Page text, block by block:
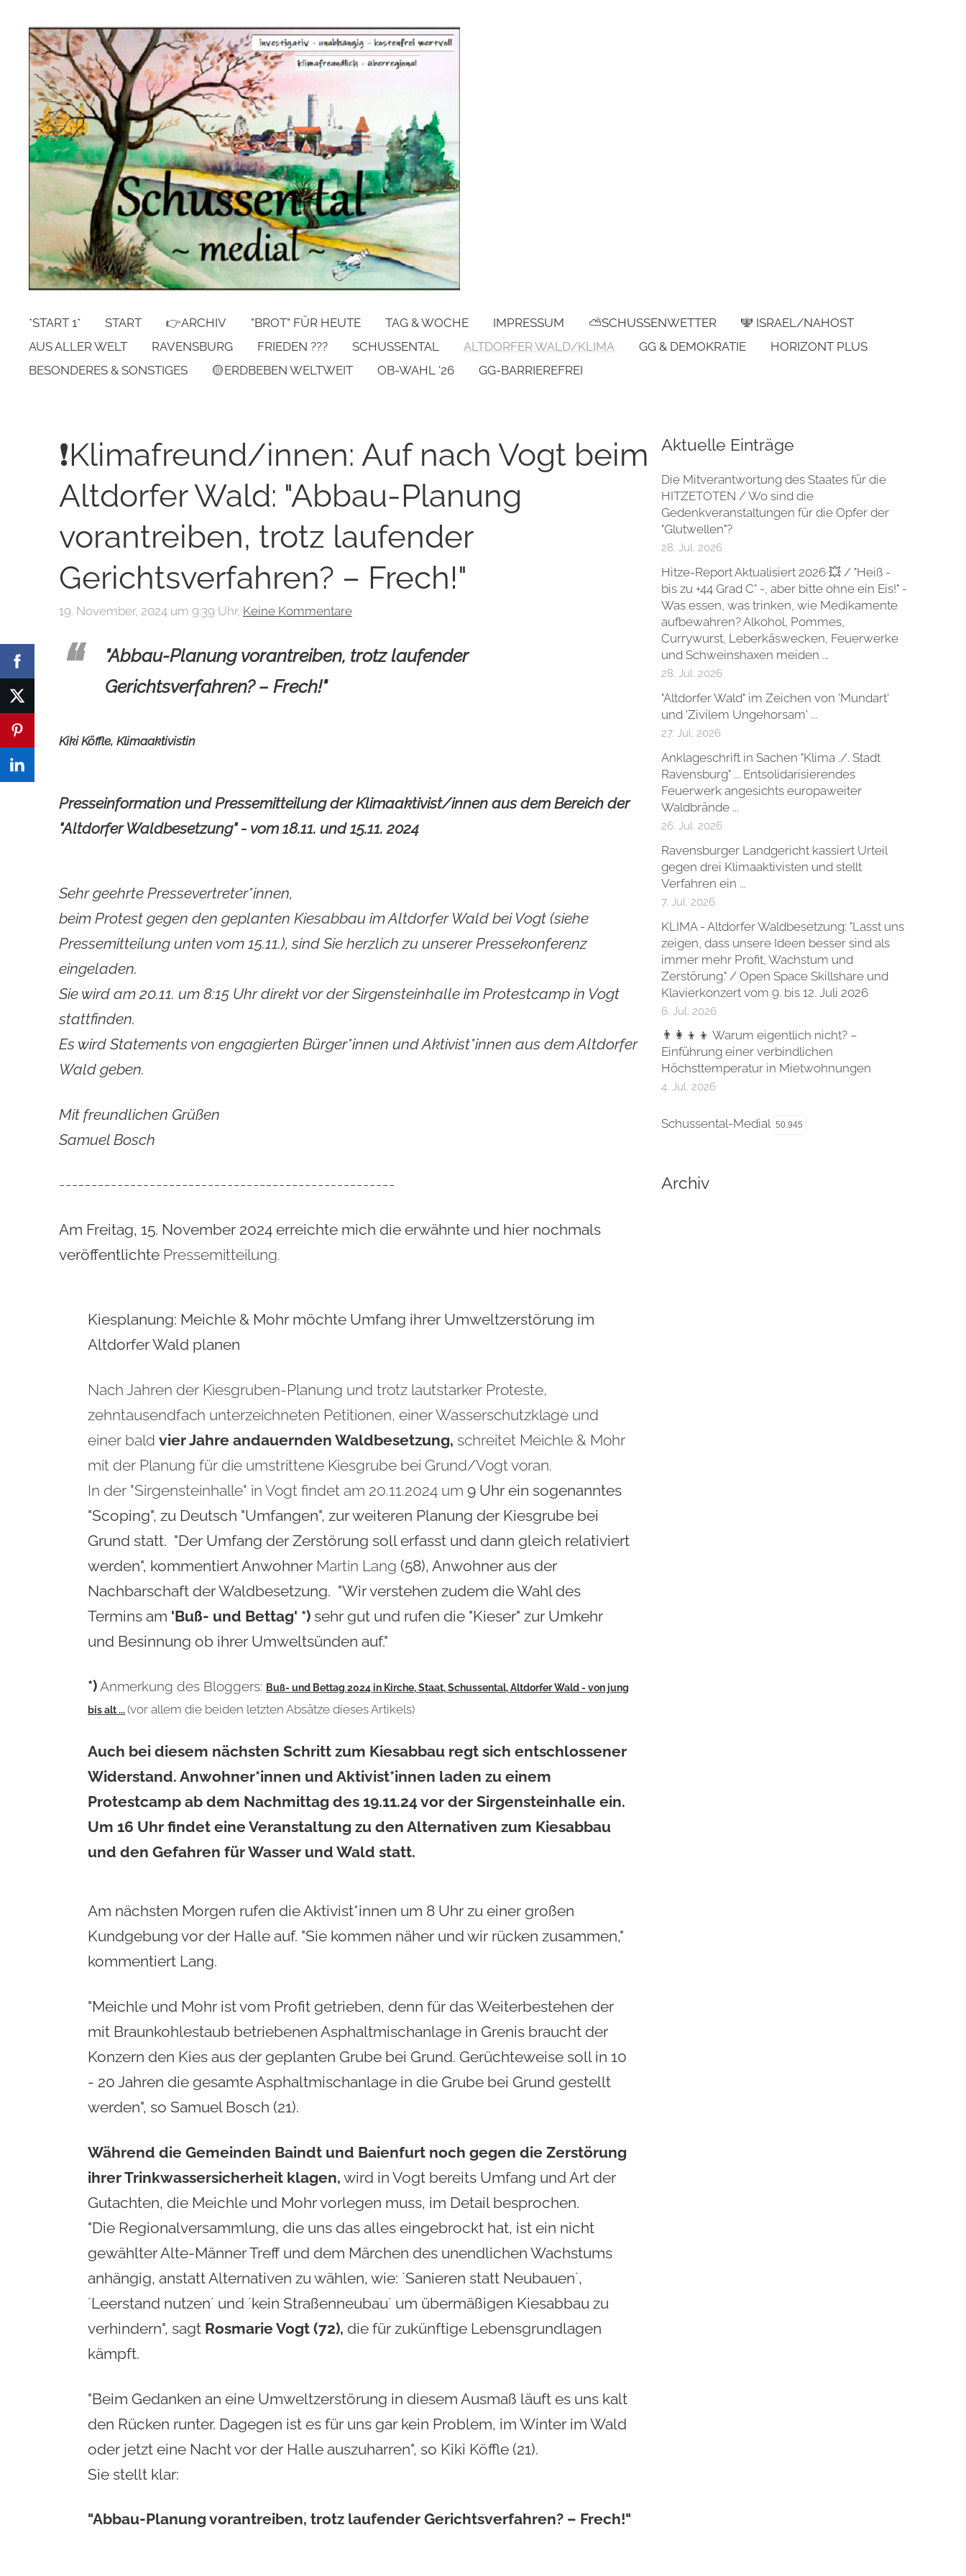
*START 1* START 👉ARCHIV "BROT" FÜR HEUTE TAG & WOCHE IMPRESSUM ⛅SCHUSSENWETTER
🕎 ISRAEL/NAHOST
AUS ALLER WELT
RAVENSBURG FRIEDEN ??? SCHUSSENTAL ALTDORFER WALD/KLIMA GG & DEMOKRATIE
HORIZONT PLUS
BESONDERES & SONSTIGES
🟡ERDBEBEN WELTWEIT OB-WAHL '26 GG-BARRIEREFREI
Aktuelle Einträge
Die Mitverantwortung des Staates für die
HITZETOTEN / Wo sind die
Gedenkveranstaltungen für die Opfer der
"Glutwellen"?
28. Jul. 2026
Hitze-Report Aktualisiert 2026 💥 / "Heiß -
bis zu +44 Grad C° -, aber bitte ohne ein Eis!" -
Was essen, was trinken, wie Medikamente
aufbewahren? Alkohol, Pommes,
Currywurst, Leberkäswecken, Feuerwerke
und Schweinshaxen meiden ...
28. Jul. 2026
"Altdorfer Wald" im Zeichen von 'Mundart'
und 'Zivilem Ungehorsam' ...
27. Jul. 2026
Anklageschrift in Sachen "Klima ./. Stadt
Ravensburg" ... Entsolidarisierendes
Feuerwerk angesichts europaweiter
Waldbrände ...
26. Jul. 2026
Ravensburger Landgericht kassiert Urteil
gegen drei Klimaaktivisten und stellt
Verfahren ein ...
7. Jul. 2026
KLIMA - Altdorfer Waldbesetzung: "Lasst uns
zeigen, dass unsere Ideen besser sind als
immer mehr Profit, Wachstum und
Zerstörung." / Open Space Skillshare und
Klavierkonzert vom 9. bis 12. Juli 2026
6. Jul. 2026
👨‍👩‍👦‍👦 Warum eigentlich nicht? –
Einführung einer verbindlichen
Höchsttemperatur in Mietwohnungen
4. Jul. 2026
Schussental-Medial 50.945
Archiv
❗Klimafreund/innen: Auf nach Vogt beim
Altdorfer Wald: "Abbau-Planung
vorantreiben, trotz laufender
Gerichtsverfahren? – Frech!"
19. November, 2024 um 9:39 Uhr, Keine Kommentare
"Abbau-Planung vorantreiben, trotz laufender
Gerichtsverfahren? – Frech!"
Kiki Köffle, Klimaaktivistin
Presseinformation und Pressemitteilung der Klimaaktivist/innen aus dem Bereich der
"Altdorfer Waldbesetzung" - vom 18.11. und 15.11. 2024
Sehr geehrte Pressevertreter*innen,
beim Protest gegen den geplanten Kiesabbau im Altdorfer Wald bei Vogt (siehe
Pressemitteilung unten vom 15.11.), sind Sie herzlich zu unserer Pressekonferenz
eingeladen.
Sie wird am 20.11. um 8:15 Uhr direkt vor der Sirgensteinhalle im Protestcamp in Vogt
stattfinden.
Es wird Statements von engagierten Bürger*innen und Aktivist*innen aus dem Altdorfer
Wald geben.
Mit freundlichen Grüßen
Samuel Bosch
----------------------------------------------------
Am Freitag, 15. November 2024 erreichte mich die erwähnte und hier nochmals
veröffentlichte Pressemitteilung.
Kiesplanung: Meichle & Mohr möchte Umfang ihrer Umweltzerstörung im
Altdorfer Wald planen
Nach Jahren der Kiesgruben-Planung und trotz lautstarker Proteste,
zehntausendfach unterzeichneten Petitionen, einer Wasserschutzklage und
einer bald vier Jahre andauernden Waldbesetzung, schreitet Meichle & Mohr
mit der Planung für die umstrittene Kiesgrube bei Grund/Vogt voran.
In der "Sirgensteinhalle" in Vogt findet am 20.11.2024 um 9 Uhr ein sogenanntes
"Scoping", zu Deutsch "Umfangen", zur weiteren Planung der Kiesgrube bei
Grund statt. "Der Umfang der Zerstörung soll erfasst und dann gleich relativiert
werden", kommentiert Anwohner Martin Lang (58), Anwohner aus der
Nachbarschaft der Waldbesetzung. "Wir verstehen zudem die Wahl des
Termins am 'Buß- und Bettag' *) sehr gut und rufen die "Kieser" zur Umkehr
und Besinnung ob ihrer Umweltsünden auf."
*) Anmerkung des Bloggers: Buß- und Bettag 2024 in Kirche, Staat, Schussental, Altdorfer Wald - von jung
bis alt ...(vor allem die beiden letzten Absätze dieses Artikels)
Auch bei diesem nächsten Schritt zum Kiesabbau regt sich entschlossener
Widerstand. Anwohner*innen und Aktivist*innen laden zu einem
Protestcamp ab dem Nachmittag des 19.11.24 vor der Sirgensteinhalle ein.
Um 16 Uhr findet eine Veranstaltung zu den Alternativen zum Kiesabbau
und den Gefahren für Wasser und Wald statt.
Am nächsten Morgen rufen die Aktivist*innen um 8 Uhr zu einer großen
Kundgebung vor der Halle auf. "Sie kommen näher und wir rücken zusammen,"
kommentiert Lang.
"Meichle und Mohr ist vom Profit getrieben, denn für das Weiterbestehen der
mit Braunkohlestaub betriebenen Asphaltmischanlage in Grenis braucht der
Konzern den Kies aus der geplanten Grube bei Grund. Gerüchteweise soll in 10
- 20 Jahren die gesamte Asphaltmischanlage in die Grube bei Grund gestellt
werden", so Samuel Bosch (21).
Während die Gemeinden Baindt und Baienfurt noch gegen die Zerstörung
ihrer Trinkwassersicherheit klagen, wird in Vogt bereits Umfang und Art der
Gutachten, die Meichle und Mohr vorlegen muss, im Detail besprochen.
"Die Regionalversammlung, die uns das alles eingebrockt hat, ist ein nicht
gewählter Alte-Männer Treff und dem Märchen des unendlichen Wachstums
anhängig, anstatt Alternativen zu wählen, wie: ´Sanieren statt Neubauen´,
´Leerstand nutzen´ und ´kein Straßenneubau´ um übermäßigen Kiesabbau zu
verhindern", sagt Rosmarie Vogt (72), die für zukünftige Lebensgrundlagen
kämpft.
"Beim Gedanken an eine Umweltzerstörung in diesem Ausmaß läuft es uns kalt
den Rücken runter. Dagegen ist es für uns gar kein Problem, im Winter im Wald
oder jetzt eine Nacht vor der Halle auszuharren", so Kiki Köffle (21).
Sie stellt klar:
"Abbau-Planung vorantreiben, trotz laufender Gerichtsverfahren? – Frech!"